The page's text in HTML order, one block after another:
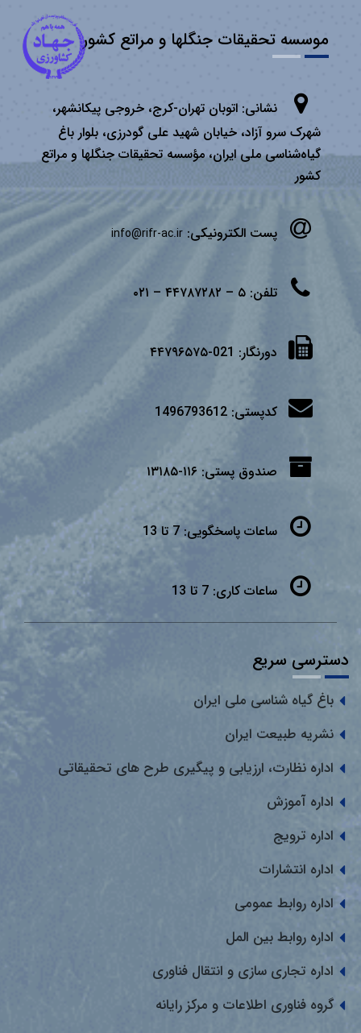
موسسه تحقیقات جنگلها و مراتع کشور
نشانی: اتوبان تهران­-كرج، خروجی پیكانشهر،
شهرک سرو آزاد، خیابان شهید علی گودرزی، بلوار باغ
گیاه‌شناسی ملی ایران، مؤسسه تحقیقات جنگلها و مراتع
كشور
پست الکترونیکی: info@rifr-ac.ir
تلفن: ۵ – ۴۴۷۸۷۲۸۲ – ۰۲۱
دورنگار: 021-۴۴۷۹۶۵۷۵
کدپستی: 1496793612
صندوق پستی: ۱۱۶-۱۳۱۸۵
ساعات پاسخگویی: 7 تا 13
ساعات کاری: 7 تا 13
دسترسی سریع
باغ گیاه شناسی ملی ایران
نشریه طبیعت ایران
اداره نظارت، ارزیابی و پیگیری طرح های تحقیقاتی
اداره آموزش
اداره ترویج
اداره انتشارات
اداره روابط عمومی
اداره روابط بین المل
اداره تجاری سازی و انتقال فناوری
گروه فناوری اطلاعات و مرکز رایانه